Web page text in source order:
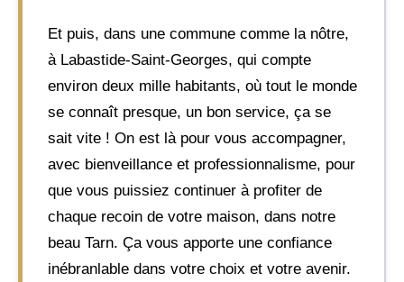
Et puis, dans une commune comme la nôtre,
à Labastide-Saint-Georges, qui compte
environ deux mille habitants, où tout le monde
se connaît presque, un bon service, ça se
sait vite ! On est là pour vous accompagner,
avec bienveillance et professionnalisme, pour
que vous puissiez continuer à profiter de
chaque recoin de votre maison, dans notre
beau Tarn. Ça vous apporte une confiance
inébranlable dans votre choix et votre avenir.